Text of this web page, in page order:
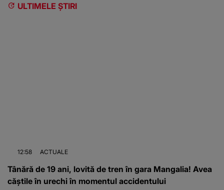
ULTIMELE ȘTIRI
12:58 ACTUALE
Tânără de 19 ani, lovită de tren în gara Mangalia! Avea
căștile în urechi în momentul accidentului